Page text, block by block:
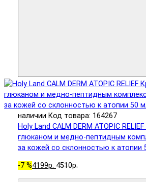
наличии Код товара: 164267
Holy Land CALM DERM ATOPIC
глюканом и медно-пептидным
за кожей со склонностью к атопии
-7 %4199р. 4510р.